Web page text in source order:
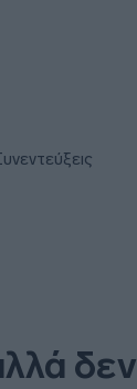
δεν